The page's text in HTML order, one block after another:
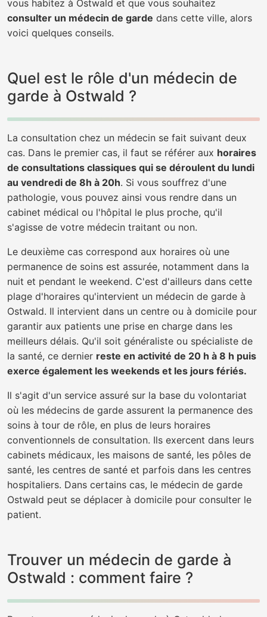
vous habitez à Ostwald et que vous souhaitez
consulter un médecin de garde dans cette ville, alors
voici quelques conseils.
Quel est le rôle d'un médecin de
garde à Ostwald ?
La consultation chez un médecin se fait suivant deux
cas. Dans le premier cas, il faut se référer aux horaires
de consultations classiques qui se déroulent du lundi
au vendredi de 8h à 20h. Si vous souffrez d'une
pathologie, vous pouvez ainsi vous rendre dans un
cabinet médical ou l'hôpital le plus proche, qu'il
s'agisse de votre médecin traitant ou non.
Le deuxième cas correspond aux horaires où une
permanence de soins est assurée, notamment dans la
nuit et pendant le weekend. C'est d'ailleurs dans cette
plage d'horaires qu'intervient un médecin de garde à
Ostwald. Il intervient dans un centre ou à domicile pour
garantir aux patients une prise en charge dans les
meilleurs délais. Qu'il soit généraliste ou spécialiste de
la santé, ce dernier reste en activité de 20 h à 8 h puis
exerce également les weekends et les jours fériés.
Il s'agit d'un service assuré sur la base du volontariat
où les médecins de garde assurent la permanence des
soins à tour de rôle, en plus de leurs horaires
conventionnels de consultation. Ils exercent dans leurs
cabinets médicaux, les maisons de santé, les pôles de
santé, les centres de santé et parfois dans les centres
hospitaliers. Dans certains cas, le médecin de garde
Ostwald peut se déplacer à domicile pour consulter le
patient.
Trouver un médecin de garde à
Ostwald : comment faire ?